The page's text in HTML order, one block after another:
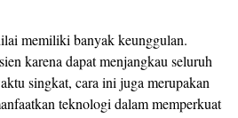
memiliki banyak keunggulan.
karena dapat menjangkau seluruh
singkat, cara ini juga merupakan
teknologi dalam memperkuat